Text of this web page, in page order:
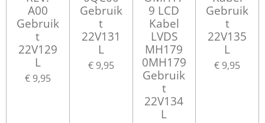
A00
Gebruik
t
22V129
L
€ 9,95
Gebruik
t
22V131
L
€ 9,95
9 LCD
Kabel
LVDS
MH179
0MH179
Gebruik
t
22V134
L
Gebruik
t
22V135
L
€ 9,95